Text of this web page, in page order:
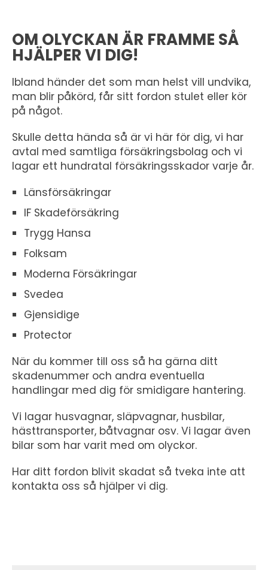
OM OLYCKAN ÄR FRAMME SÅ
HJÄLPER VI DIG!
Ibland händer det som man helst vill undvika,
man blir påkörd, får sitt fordon stulet eller kör
på något.
Skulle detta hända så är vi här för dig, vi har
avtal med samtliga försäkringsbolag och vi
lagar ett hundratal försäkringsskador varje år.
Länsförsäkringar
IF Skadeförsäkring
Trygg Hansa
Folksam
Moderna Försäkringar
Svedea
Gjensidige
Protector
När du kommer till oss så ha gärna ditt
skadenummer och andra eventuella
handlingar med dig för smidigare hantering.
Vi lagar husvagnar, släpvagnar, husbilar,
hästtransporter, båtvagnar osv. Vi lagar även
bilar som har varit med om olyckor.
Har ditt fordon blivit skadat så tveka inte att
kontakta oss så hjälper vi dig.